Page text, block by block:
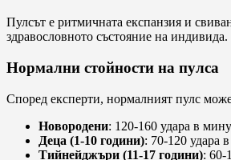
Пулсът е ритмичната експанзия и
здравословното състояние на
Нормални стойности на пулса
Според експерти, нормалният пулс
Новородени: 120-160 удара в
Деца (1-10 години): 70-120 удара
Тийнейджъри (11-17 години): 60-